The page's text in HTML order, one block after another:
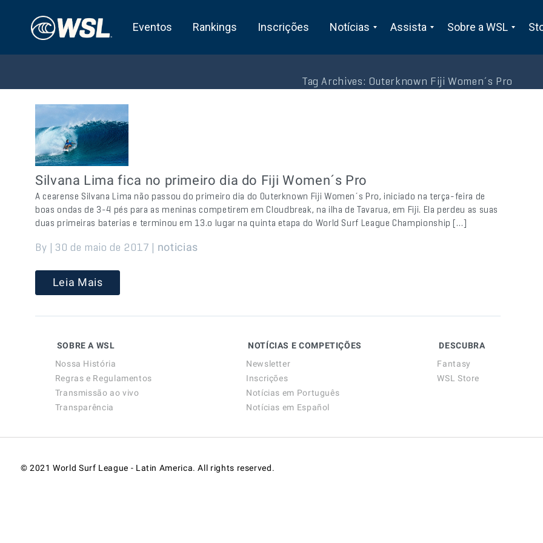
Eventos Rankings Inscrições Notícias Assista Sobre a WSL
Tag Archives: Outerknown Fiji Women´s Pro
Silvana Lima fica no primeiro dia do Fiji Women´s Pro
A cearense Silvana Lima não passou do primeiro dia do Outerknown Fiji Women´s Pro, iniciado na terça-feira de
boas ondas de 3-4 pés para as meninas competirem em Cloudbreak, na ilha de Tavarua, em Fiji. Ela perdeu as suas
duas primeiras baterias e terminou em 13.o lugar na quinta etapa do World Surf League Championship […]
By | 30 de maio de 2017 | noticias
Leia Mais
SOBRE A WSL
Nossa História
Regras e Regulamentos
Transmissão ao vivo
Transparência
NOTÍCIAS E COMPETIÇÕES
Newsletter
Inscrições
Notícias em Português
Notícias em Español
DESCUBRA
Fantasy
WSL Store
© 2021 World Surf League - Latin America. All rights reserved.